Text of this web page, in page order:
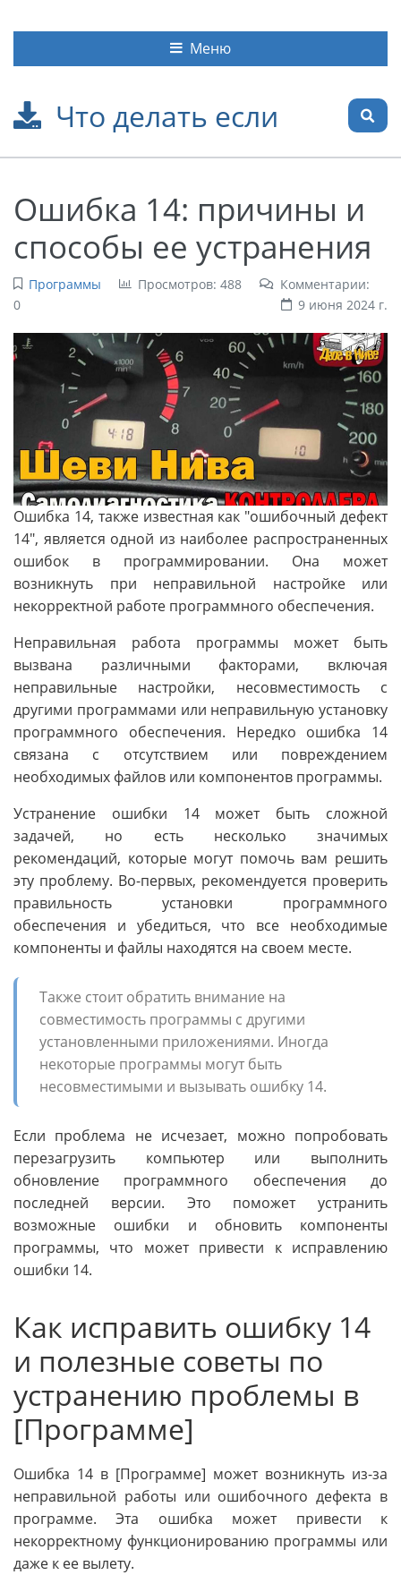
Что делать если
Меню
Ошибка 14: причины и
способы ее устранения
Программы Просмотров: 488
Комментарии:
0
9 июня 2024 г.
Ошибка 14, также известная как "ошибочный дефект
14", является одной из наиболее распространенных
ошибок в программировании. Она может
возникнуть при неправильной настройке или
некорректной работе программного обеспечения.
Неправильная работа программы может быть
вызвана различными факторами, включая
неправильные настройки, несовместимость с
другими программами или неправильную установку
программного обеспечения. Нередко ошибка 14
связана с отсутствием или повреждением
необходимых файлов или компонентов программы.
Устранение ошибки 14 может быть сложной
задачей, но есть несколько значимых
рекомендаций, которые могут помочь вам решить
эту проблему. Во-первых, рекомендуется проверить
правильность установки программного
обеспечения и убедиться, что все необходимые
компоненты и файлы находятся на своем месте.
Также стоит обратить внимание на
совместимость программы с другими
установленными приложениями. Иногда
некоторые программы могут быть
несовместимыми и вызывать ошибку 14.
Если проблема не исчезает, можно попробовать
перезагрузить компьютер или выполнить
обновление программного обеспечения до
последней версии. Это поможет устранить
возможные ошибки и обновить компоненты
программы, что может привести к исправлению
ошибки 14.
Как исправить ошибку 14
и полезные советы по
устранению проблемы в
[Программе]
Ошибка 14 в [Программе] может возникнуть из-за
неправильной работы или ошибочного дефекта в
программе. Эта ошибка может привести к
некорректному функционированию программы или
даже к ее вылету.